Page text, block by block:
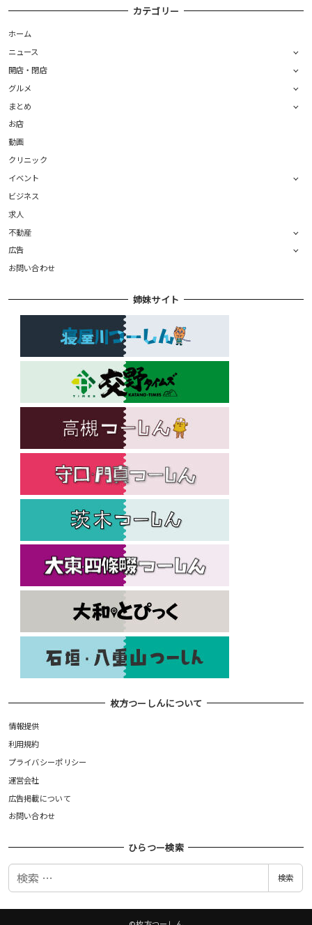
カテゴリー
ホーム
ニュース
開店・閉店
グルメ
まとめ
お店
動画
クリニック
イベント
ビジネス
求人
不動産
広告
お問い合わせ
姉妹サイト
枚方つーしんについて
情報提供
利用規約
プライバシーポリシー
運営会社
広告掲載について
お問い合わせ
ひらつー検索
検
検索